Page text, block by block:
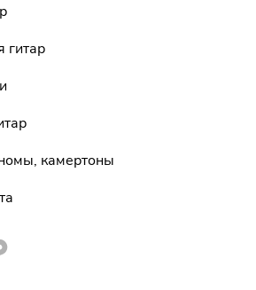
гитар
камертоны